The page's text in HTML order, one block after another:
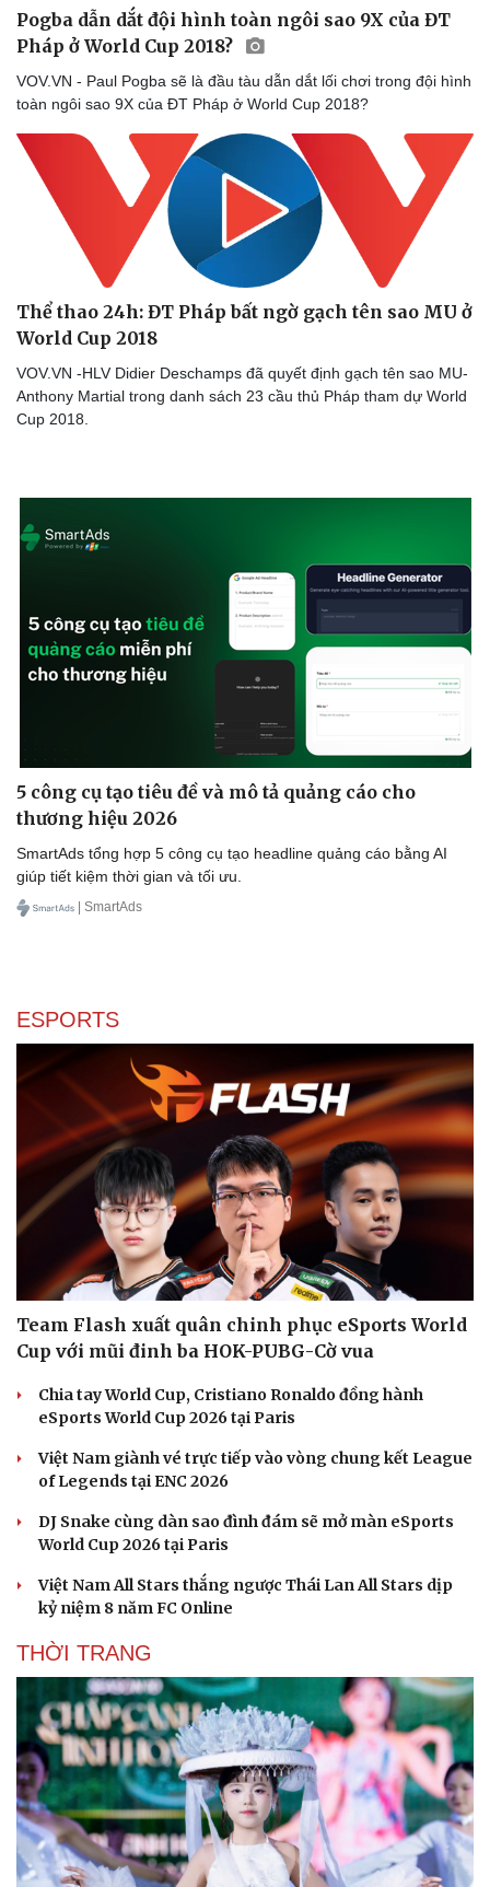
Dinh dưỡng - món ngon
Cây thuốc
Sản phụ khoa
Nhi khoa
Nam khoa
Làm đẹp - giảm cân
Phòng mạch online
Ăn sạch sống khỏe
Nhà đẹp
Tình yêu - Gia đình
Sân khấu - Điện ảnh
Âm nhạc
Di sản
Sao Việt
Pogba dẫn dắt đội hình toàn ngôi sao 9X của ĐT
Pháp ở World Cup 2018?
VOV.VN - Paul Pogba sẽ là đầu tàu dẫn dắt lối chơi trong đội hình
toàn ngôi sao 9X của ĐT Pháp ở World Cup 2018?
Thể thao 24h: ĐT Pháp bất ngờ gạch tên sao MU ở
World Cup 2018
VOV.VN -HLV Didier Deschamps đã quyết định gạch tên sao MU-
Anthony Martial trong danh sách 23 cầu thủ Pháp tham dự World
Cup 2018.
5 công cụ tạo tiêu đề và mô tả quảng cáo cho
thương hiệu 2026
SmartAds tổng hợp 5 công cụ tạo headline quảng cáo bằng AI
giúp tiết kiệm thời gian và tối ưu.
| SmartAds
ESPORTS
Team Flash xuất quân chinh phục eSports World
Cup với mũi đinh ba HOK-PUBG-Cờ vua
Chia tay World Cup, Cristiano Ronaldo đồng hành
eSports World Cup 2026 tại Paris
Việt Nam giành vé trực tiếp vào vòng chung kết League
of Legends tại ENC 2026
DJ Snake cùng dàn sao đình đám sẽ mở màn eSports
World Cup 2026 tại Paris
Việt Nam All Stars thắng ngược Thái Lan All Stars dịp
kỷ niệm 8 năm FC Online
THỜI TRANG